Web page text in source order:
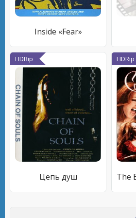
Inside «Fear»
HDRip
Цепь душ
HDRip